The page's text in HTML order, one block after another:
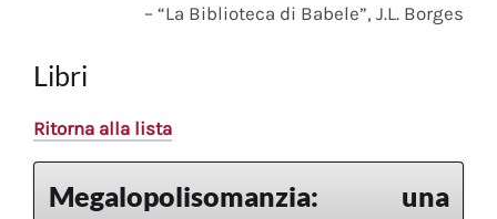
– “La Biblioteca di Babele”, J.L. Borges
Libri
Ritorna alla lista
Megalopolisomanzia: una